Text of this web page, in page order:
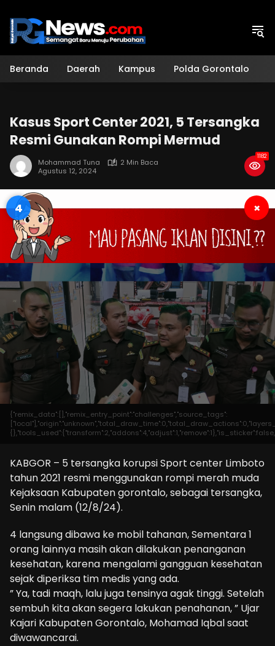
konten
Beranda Daerah Kampus Polda Gorontalo
Kasus Sport Center 2021, 5 Tersangka
Resmi Gunakan Rompi Mermud
Mohammad Tuna
2 Min Baca
Agustus 12, 2024
1182
4 ×
{"remix_data":[],"remix_entry_point":"challenges","source_tags":
KABGOR – 5 tersangka korupsi Sport center Limboto
tahun 2021 resmi menggunakan rompi merah muda
Kejaksaan Kabupaten gorontalo, sebagai tersangka,
Senin malam (12/8/24).
4 langsung dibawa ke mobil tahanan, Sementara 1
orang lainnya masih akan dilakukan penanganan
kesehatan, karena mengalami gangguan kesehatan
sejak diperiksa tim medis yang ada.
” Ya, tadi maqh, lalu juga tensinya agak tinggi. Setelah
sembuh kita akan segera lakukan penahanan, ” Ujar
Kajari Kabupaten Gorontalo, Mohamad Iqbal saat
diwawancarai.